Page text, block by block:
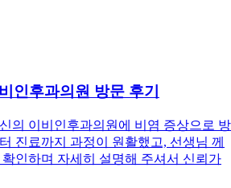
인후과의원 방문 후기
의 이비인후과의원에 비염 증상으로 방
진료까지 과정이 원활했고, 선생님 께
인하며 자세히 설명해 주셔서 신뢰가